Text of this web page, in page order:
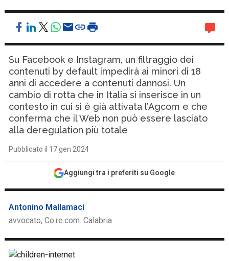
Su Facebook e Instagram, un filtraggio dei
contenuti by default impedirà ai minori di 18
anni di accedere a contenuti dannosi. Un
cambio di rotta che in Italia si inserisce in un
contesto in cui si è già attivata l’Agcom e che
conferma che il Web non può essere lasciato
alla deregulation più totale
Pubblicato il 17 gen 2024
Aggiungi tra i preferiti su Google
Antonino Mallamaci
avvocato, Co.re.com. Calabria